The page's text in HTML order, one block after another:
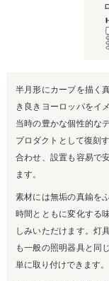
半月形にカーブを描く
き良きヨーロッパをイ
当時の豊かな個性的な
プロダクトとして復刻
合わせ、設置も容易で
ます。
素材には無垢の真鍮を
時間とともに変化する
しみいただけます。灯
も一般の照明器具と同
単に取り付けできます。